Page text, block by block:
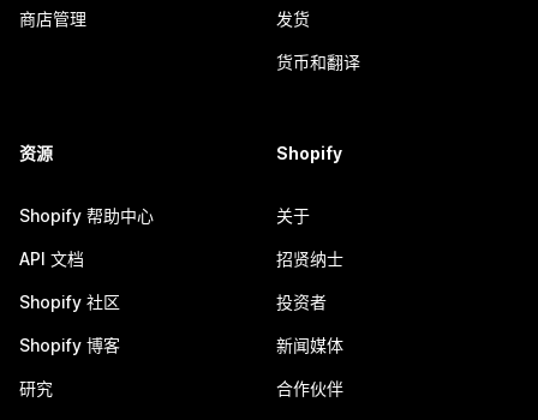
商店管理 发货
货币和翻译
资源
Shopify 帮助中心
API 文档
Shopify 社区
Shopify 博客
研究
Shopify
关于
招贤纳士
投资者
新闻媒体
合作伙伴